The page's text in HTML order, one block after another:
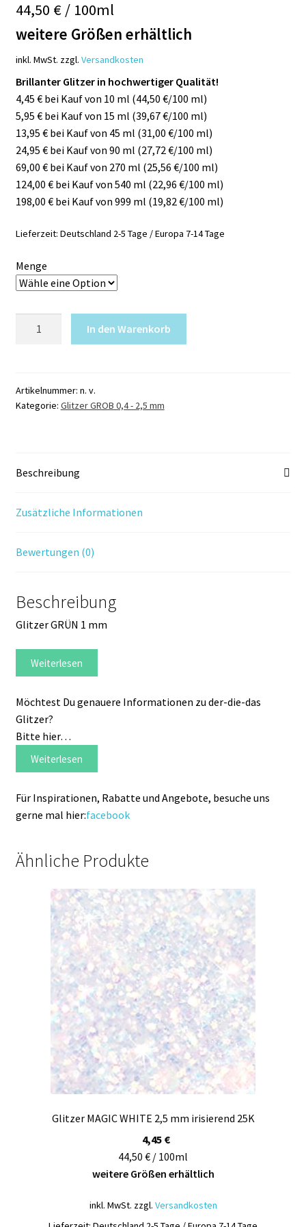
44,50 € / 100ml
weitere Größen erhältlich
inkl. MwSt. zzgl. Versandkosten
Brillanter Glitzer in hochwertiger Qualität!
4,45 € bei Kauf von 10 ml (44,50 €/100 ml)
5,95 € bei Kauf von 15 ml (39,67 €/100 ml)
13,95 € bei Kauf von 45 ml (31,00 €/100 ml)
24,95 € bei Kauf von 90 ml (27,72 €/100 ml)
69,00 € bei Kauf von 270 ml (25,56 €/100 ml)
124,00 € bei Kauf von 540 ml (22,96 €/100 ml)
198,00 € bei Kauf von 999 ml (19,82 €/100 ml)
Lieferzeit: Deutschland 2-5 Tage / Europa 7-14 Tage
Menge
holografisch
62P
In den Warenkorb
Artikelnummer: n. v.
Kategorie: Glitzer GROB 0,4 - 2,5 mm
Beschreibung
Zusätzliche Informationen
Bewertungen (0)
Beschreibung
Glitzer GRÜN 1 mm
Weiterlesen
Möchtest Du genauere Informationen zu der-die-das
Glitzer?
Bitte hier…
Weiterlesen
Für Inspirationen, Rabatte und Angebote, besuche uns
gerne mal hier:facebook
Ähnliche Produkte
Glitzer MAGIC WHITE 2,5 mm irisierend 25K
4,45 €
44,50 € / 100ml
weitere Größen erhältlich
inkl. MwSt. zzgl. Versandkosten